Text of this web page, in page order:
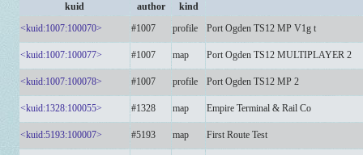
kuid author
kind
<kuid:1007:100070>
#1007 profile Port Ogden TS12 MP V1g t
<kuid:1007:100077> #1007 map Port Ogden TS12 MULTIPLAYER 2
<kuid:1007:100078> #1007 profile Port Ogden TS12 MP 2
<kuid:1328:100055> #1328 map Empire Terminal & Rail Co
<kuid:5193:100007> #5193 map First Route Test